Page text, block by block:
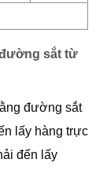
sắt từ
đường sắt
lấy hàng trực
đến lấy